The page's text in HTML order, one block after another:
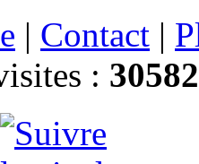
| Contact |
: